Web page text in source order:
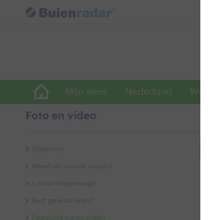
Mijn weer Nederland
Foto en video
Uitgelicht
Weerfoto van de maand
Laatst toegevoegd
Best gewaardeerd
Populaire categorieën